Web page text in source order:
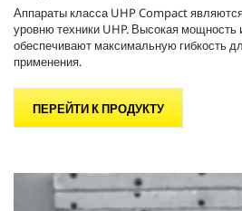
Аппараты класса UHP Compact
уровню техники UHP. Высокая мощность
обеспечивают максимальную гибкость
применения.
ПЕРЕЙТИ К ПРОДУКТУ